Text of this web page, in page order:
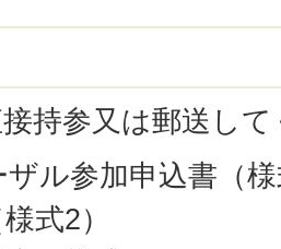
持参又は郵送し
ル参加申込書（
式2）